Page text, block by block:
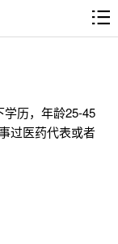
历，年龄25-45
过医药代表或者